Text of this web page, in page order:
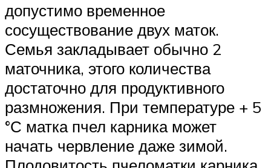
допустимо временное
сосуществование двух маток.
Семья закладывает обычно 2
маточника, этого количества
достаточно для продуктивного
размножения. При температуре + 5
°С матка пчел карника может
начать червление даже зимой.